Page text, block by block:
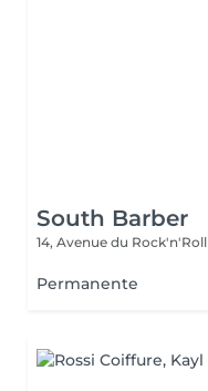
South Barber
14, Avenue du Rock'n'Roll
Permanente